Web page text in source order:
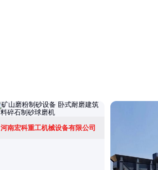
河南宏科重工机械设备有限公司